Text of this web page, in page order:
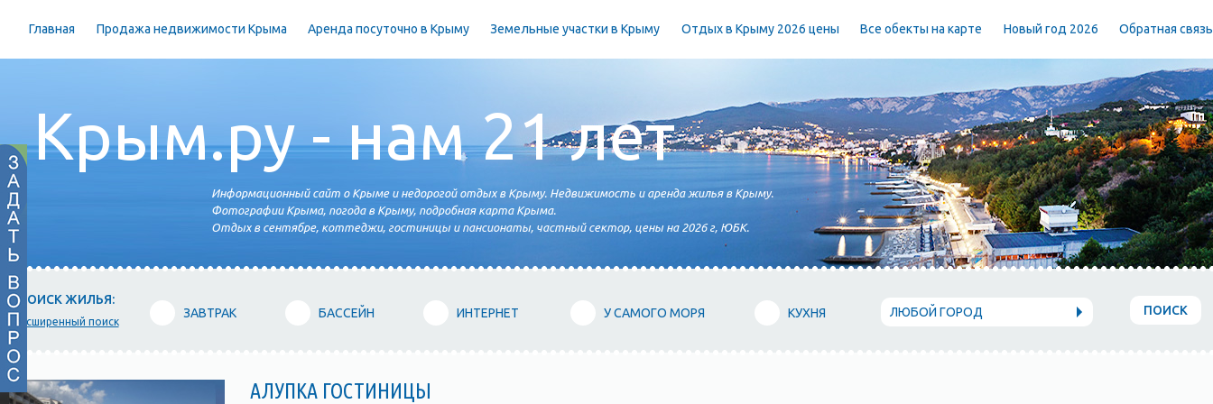
Главная Продажа недвижимости Крыма Аренда посуточно в Крыму Земельные участки в Крыму Отдых в Крыму 2026 цены Все обекты на карте Новый год 2026 Обратная связь
Крым.ру - нам 21 лет
Информационный сайт о Крыме и недорогой отдых в Крыму. Недвижимость и аренда жилья в Крыму.
Фотографии Крыма, погода в Крыму, подробная карта Крыма.
Отдых в сентябре, коттеджи, гостиницы и пансионаты, частный сектор, цены на 2026 г, ЮБК.
ПОИСК ЖИЛЬЯ:
расширенный поиск
ЗАВТРАК БАССЕЙН ИНТЕРНЕТ У САМОГО МОРЯ КУХНЯ ЛЮБОЙ ГОРОД ПОИСК
АЛУПКА ГОСТИНИЦЫ